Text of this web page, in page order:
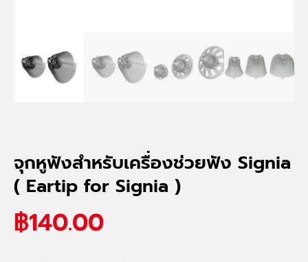
จุกหูฟังสำหรับเครื่องช่วยฟัง Signia
( Eartip for Signia )
฿140.00